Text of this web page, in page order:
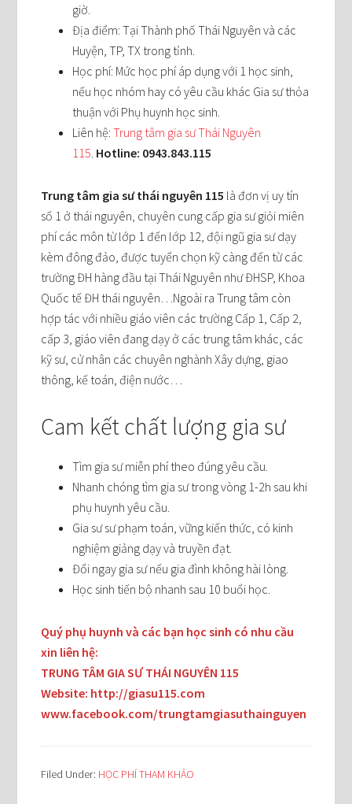
giờ.
Địa điểm: Tại Thành phố Thái Nguyên và các
Huyện, TP, TX trong tỉnh.
Học phí: Mức học phí áp dụng với 1 học sinh,
nếu học nhóm hay có yêu cầu khác Gia sư thỏa
thuận với Phụ huynh học sinh.
Liên hệ:Trung tâm gia sư Thái Nguyên
115 Hotline: 0943.843.115
Trung tâm gia sư thái nguyên 115 là đơn vị uy tín
số 1 ở thái nguyên, chuyên cung cấp gia sư giỏi miên
phí các môn từ lớp 1 đến lớp 12, đội ngũ gia sư dạy
kèm đông đảo, được tuyển chọn kỹ càng đến từ các
trường ĐH hàng đầu tại Thái Nguyên như ĐHSP, Khoa
Quốc tế ĐH thái nguyên…Ngoài ra Trung tâm còn
hợp tác với nhiều giáo viên các trường Cấp 1, Cấp 2,
cấp 3, giáo viên đang dạy ở các trung tâm khác, các
kỹ sư, cử nhân các chuyên nghành Xây dựng, giao
thông, kế toán, điện nước…
Cam kết chất lượng gia sư
Tìm gia sư miễn phí theo đúng yêu cầu.
Nhanh chóng tìm gia sư trong vòng 1-2h sau khi
phụ huynh yêu cầu.
Gia sư sư phạm toán, vững kiến thức, có kinh
nghiệm giảng dạy và truyền đạt.
Đổi ngay gia sư nếu gia đình không hài lòng.
Học sinh tiến bộ nhanh sau 10 buổi học.
Quý phụ huynh và các bạn học sinh có nhu cầu
xin liên hệ:
TRUNG TÂM GIA SƯ THÁI NGUYÊN 115
Website: http://giasu115.com
www.facebook.com/trungtamgiasuthainguyen
Filed Under: HỌC PHÍ THAM KHẢO